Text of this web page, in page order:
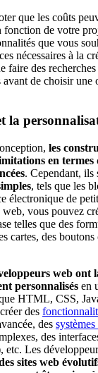
que les coûts
fonction de votre
que vous
nécessaires à la
faire des
de choisir une
la
les
en
. Cependant, ils
, tels que les
électronique de
vous pouvez
telles que des
cartes, des
web ont
personnalisés en
HTML, CSS,
des
des
des
etc. Les
sites web